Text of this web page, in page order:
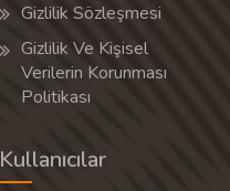
Gizlilik Sözleşmesi
Gizlilik Ve Kişisel
Verilerin Korunması
Politikası
Kullanıcılar